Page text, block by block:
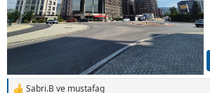
Sabri.B ve mustafag